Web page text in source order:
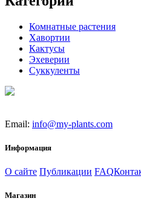
Комнатные растения
Хавортии
Кактусы
Эхеверии
Суккуленты
Email: info@my-plants.com
Информация
О сайте Публикации FAQ
Магазин